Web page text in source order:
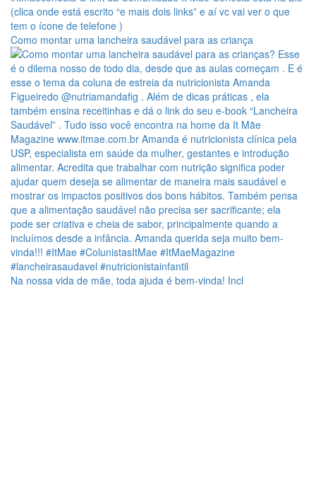
Como montar uma lancheira saudável para as criança
Na nossa vida de mãe, toda ajuda é bem-vinda! Incl